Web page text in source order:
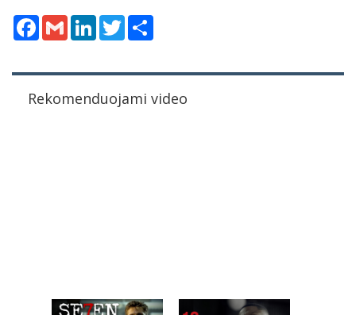
Facebook
Gmail LinkedInTwitter
Rekomenduojami video